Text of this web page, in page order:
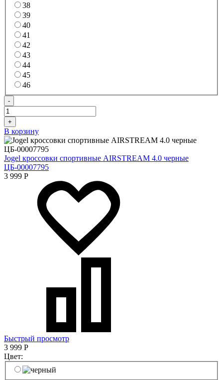
38
39
40
41
42
43
44
45
46
-
+
В корзину
Jogel кроссовки спортивные AIRSTREAM 4.0 черные
ЦБ-00007795
3 999 Р
Быстрый просмотр
3 999 Р
Цвет: